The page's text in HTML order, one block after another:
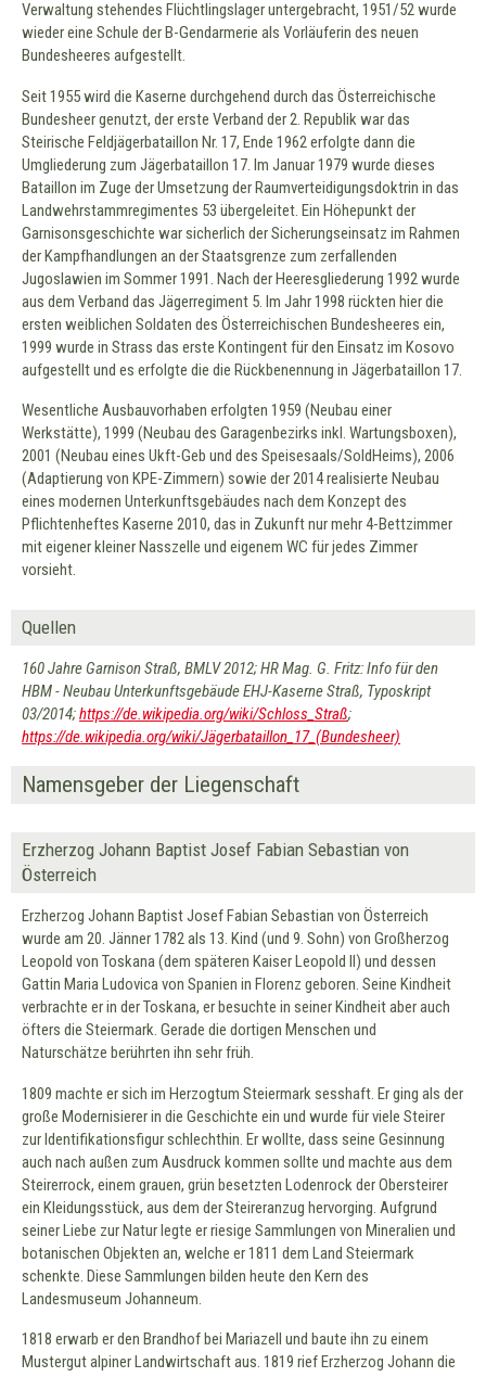
Verwaltung stehendes Flüchtlingslager untergebracht, 1951/52 wurde
wieder eine Schule der B-Gendarmerie als Vorläuferin des neuen
Bundesheeres aufgestellt.
Seit 1955 wird die Kaserne durchgehend durch das Österreichische
Bundesheer genutzt, der erste Verband der 2. Republik war das
Steirische Feldjägerbataillon Nr. 17, Ende 1962 erfolgte dann die
Umgliederung zum Jägerbataillon 17. Im Januar 1979 wurde dieses
Bataillon im Zuge der Umsetzung der Raumverteidigungsdoktrin in das
Landwehrstammregimentes 53 übergeleitet. Ein Höhepunkt der
Garnisonsgeschichte war sicherlich der Sicherungseinsatz im Rahmen
der Kampfhandlungen an der Staatsgrenze zum zerfallenden
Jugoslawien im Sommer 1991. Nach der Heeresgliederung 1992 wurde
aus dem Verband das Jägerregiment 5. Im Jahr 1998 rückten hier die
ersten weiblichen Soldaten des Österreichischen Bundesheeres ein,
1999 wurde in Strass das erste Kontingent für den Einsatz im Kosovo
aufgestellt und es erfolgte die die Rückbenennung in Jägerbataillon 17.
Wesentliche Ausbauvorhaben erfolgten 1959 (Neubau einer
Werkstätte), 1999 (Neubau des Garagenbezirks inkl. Wartungsboxen),
2001 (Neubau eines Ukft-Geb und des Speisesaals/SoldHeims), 2006
(Adaptierung von KPE-Zimmern) sowie der 2014 realisierte Neubau
eines modernen Unterkunftsgebäudes nach dem Konzept des
Pflichtenheftes Kaserne 2010, das in Zukunft nur mehr 4-Bettzimmer
mit eigener kleiner Nasszelle und eigenem WC für jedes Zimmer
vorsieht.
Quellen
160 Jahre Garnison Straß, BMLV 2012; HR Mag. G. Fritz: Info für den
HBM - Neubau Unterkunftsgebäude EHJ-Kaserne Straß, Typoskript
03/2014;https://de.wikipedia.org/wiki/Schloss_Straß;
https://de.wikipedia.org/wiki/Jägerbataillon_17_(Bundesheer)
Namensgeber der Liegenschaft
Erzherzog Johann Baptist Josef Fabian Sebastian von
Österreich
Erzherzog Johann Baptist Josef Fabian Sebastian von Österreich
wurde am 20. Jänner 1782 als 13. Kind (und 9. Sohn) von Großherzog
Leopold von Toskana (dem späteren Kaiser Leopold II) und dessen
Gattin Maria Ludovica von Spanien in Florenz geboren. Seine Kindheit
verbrachte er in der Toskana, er besuchte in seiner Kindheit aber auch
öfters die Steiermark. Gerade die dortigen Menschen und
Naturschätze berührten ihn sehr früh.
1809 machte er sich im Herzogtum Steiermark sesshaft. Er ging als der
große Modernisierer in die Geschichte ein und wurde für viele Steirer
zur Identifikationsfigur schlechthin. Er wollte, dass seine Gesinnung
auch nach außen zum Ausdruck kommen sollte und machte aus dem
Steirerrock, einem grauen, grün besetzten Lodenrock der Obersteirer
ein Kleidungsstück, aus dem der Steireranzug hervorging. Aufgrund
seiner Liebe zur Natur legte er riesige Sammlungen von Mineralien und
botanischen Objekten an, welche er 1811 dem Land Steiermark
schenkte. Diese Sammlungen bilden heute den Kern des
Landesmuseum Johanneum.
1818 erwarb er den Brandhof bei Mariazell und baute ihn zu einem
Mustergut alpiner Landwirtschaft aus. 1819 rief Erzherzog Johann die